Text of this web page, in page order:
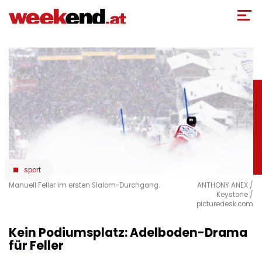
zum
sport
Manuell Feller im ersten Slalom-Durchgang.
ANTHONY ANEX /
Keystone /
picturedesk.com
Kein Podiumsplatz: Adelboden-Drama
für Feller